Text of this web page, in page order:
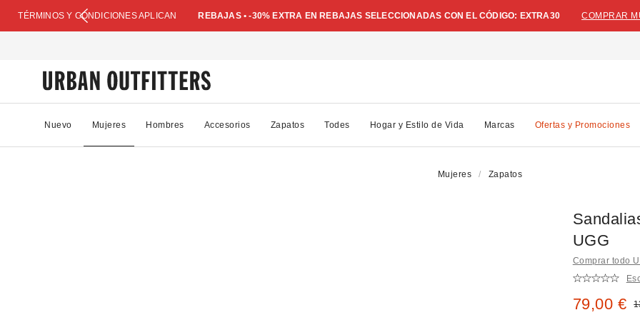
TÉRMINOS Y CONDICIONES APLICAN REBAJAS • -30% EXTRA EN REBAJAS SELECCIONADAS CON EL CÓDIGO: EXTRA30 COMPRAR
Nuevo Mujeres Hombres Accesorios Zapatos Todes Hogar y Estilo de Vida Marcas Ofertas y Promociones
Mujeres Zapatos
UGG
Comprar todo
Precio
79,00 €